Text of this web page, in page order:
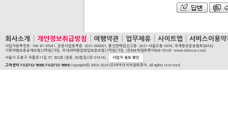
사업자등록번호: 104-81-85241, 관광사업등록증: 2021-000001, 통신판매업신고증: 2021-서울도봉-0074, 국제항공운송협회[IATA].
기획여행보증공제보험[2억원]가입, 국내외여행업영업보증보험[1억원]가입. (주)IEB박람회투어(IEB-TOUR : www.iebtour.com)
서울시 도봉구 마들로11길 57, 802호 (창동, EQ빌딩) (우:01414).
사업자 정보 확인
고객센터 T:02)732-5688. F:02)732-5668.Copyrightⓒ 2003-2025 (주)아이이비박람회투어. All rights reserved.